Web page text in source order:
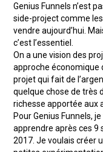
Genius Funnels n’est
side-project comme les
vendre aujourd’hui.
c’est l’essentiel.
On a une vision des
approche économique
projet qui fait de
quelque chose de très
richesse apportée aux
Pour Genius Funnels,
apprendre après ces 9
2017. Je voulais créer